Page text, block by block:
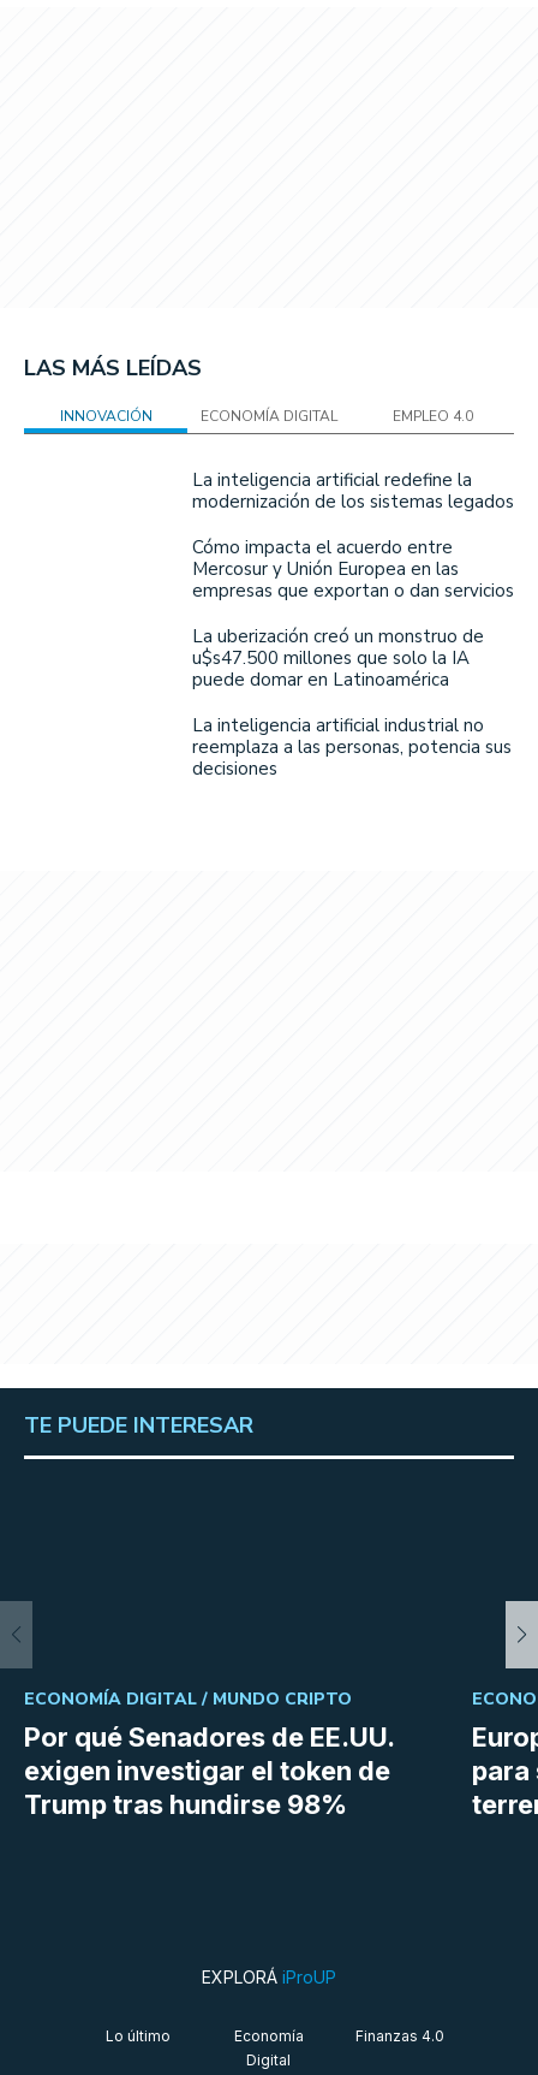
LAS MÁS LEÍDAS
INNOVACIÓN ECONOMÍA DIGITAL EMPLEO 4.0
La inteligencia artificial redefine la
modernización de los sistemas legados
Cómo impacta el acuerdo entre
Mercosur y Unión Europea en las
empresas que exportan o dan servicios
La uberización creó un monstruo de
u$s47.500 millones que solo la IA
puede domar en Latinoamérica
La inteligencia artificial industrial no
reemplaza a las personas, potencia sus
decisiones
TE PUEDE INTERESAR
Por qué Senadores de EE.UU.
exigen investigar el token de
Trump tras hundirse 98%
ECONOMÍA DIGITAL / MUNDO CRIPTO
para
EXPLORÁ iProUP
Lo último
Economía
Digital
Finanzas 4.0